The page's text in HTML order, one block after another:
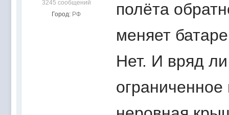
3245 сообщений
Город: РФ
полёта
меняет
Нет. И вряд
ограниченное